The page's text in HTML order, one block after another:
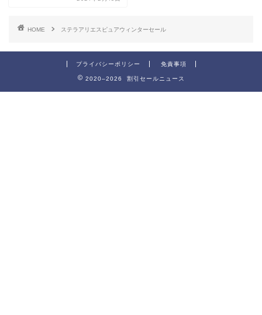
HOME ステラアリエスピュアウィンターセール
プライバシーポリシー 免責事項
2020–2026 割引セールニュース